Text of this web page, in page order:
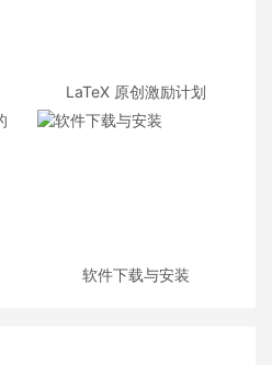
LaTeX 原创激励计划
软件下载与安装